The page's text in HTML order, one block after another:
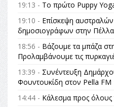
19:13 - Το πρώτο Puppy Yoga
19:10 - Επίσκεψη αυστραλών
δημοσιογράφων στην Πέλλα
18:56 - Βάζουμε τα μπάζα
Προλαμβάνουμε τις
13:39 - Συνέντευξη
Φουντουκίδη στον Pella FM
14:44 - Κάλεσμα προς όλους